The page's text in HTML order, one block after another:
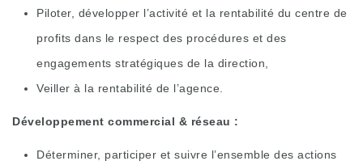
Piloter, développer l’activité et la rentabilité du centre de
profits dans le respect des procédures et des
engagements stratégiques de la direction,
Veiller à la rentabilité de l’agence.
Développement commercial & réseau :
Déterminer, participer et suivre l’ensemble des actions